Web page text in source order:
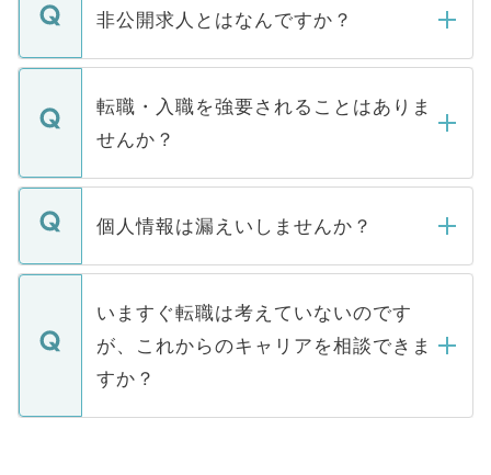
登録内容を確認し、その後メールもしくは
ます。通常、5営業日以内にはご連絡をせて
いただきますので、しばらくお待ちくださ
非公開求人とはなんですか？
マイナビDOCTORで取り扱っている求人の
うち約3割は、Webサイトからご覧いただ
けない「非公開求人」です。非公開求人は
下記の理由によって、一般には公開してい
ません。
■応募殺到を避けるため 人気のある医療機
関を公にしてしまうと、応募が殺到する場
に、医療機関が求める条件に合った人材の
みを人材紹介会社に依頼するケースが増え
ています。
転職・入職を強要されることはありま
せんか？
転職・入職を強要することは一切ありませ
ん。また、仮に応募先から内定をいただい
定を承諾する必要はありません。内定先へ
の辞退の連絡はキャリアパートナーが行い
個人情報は漏えいしませんか？
個人情報が漏えいすることはありませんの
で、ご安心ください。当サイトからの登録
などで収集したご登録者様の個人情報は、
ご本人のキャリアアップおよび転職活動の
支援を目的に使用いたします。お預かりし
ているすべての個人データはご本人の許可
いますぐ転職は考えていないのです
が、これからのキャリアを相談できま
すか？